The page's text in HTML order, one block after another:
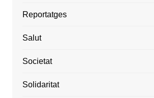
Reportatges
Salut
Societat
Solidaritat